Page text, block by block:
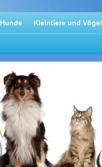
Hunde Kleintiere und Vögel